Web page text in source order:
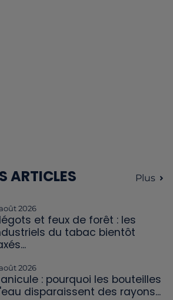
ARTICLES Plus
2026
et feux de forêt : les
du tabac bientôt
2026
: pourquoi les bouteilles
disparaissent des rayons...